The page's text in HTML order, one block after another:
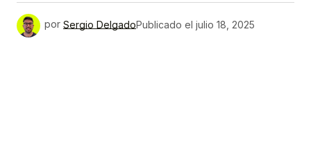
por Sergio DelgadoPublicado el julio 18, 2025